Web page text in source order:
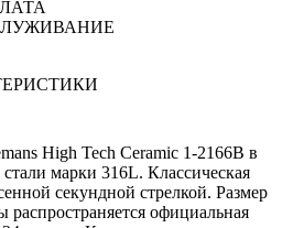
High Tech Ceramic 1-2166B в
марки 316L. Классическая
секундной стрелкой. Размер
официальная